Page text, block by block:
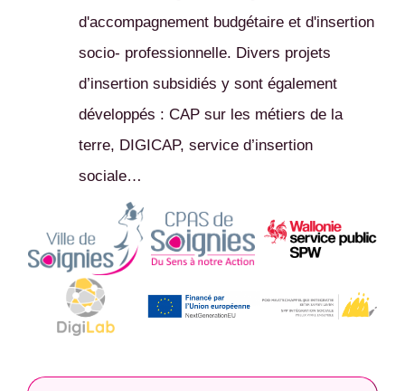
d'accompagnement budgétaire et d'insertion
socio- professionnelle. Divers projets
d’insertion subsidiés y sont également
développés : CAP sur les métiers de la
terre, DIGICAP, service d’insertion
sociale…